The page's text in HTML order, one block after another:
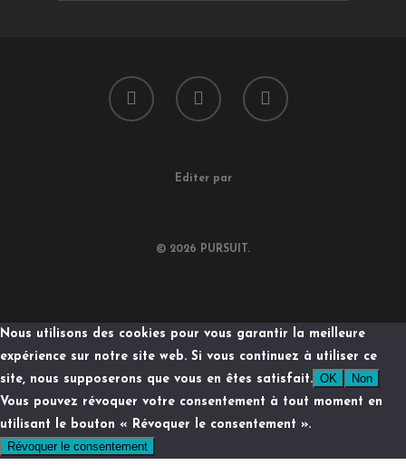
Editer par
© 2026 PURSUIT.
Nous utilisons des cookies pour vous garantir la meilleure
expérience sur notre site web. Si vous continuez à utiliser ce
site, nous supposerons que vous en êtes satisfait. OK
Non
Vous pouvez révoquer votre consentement à tout moment en
utilisant le bouton « Révoquer le consentement ».
Révoquer le consentement